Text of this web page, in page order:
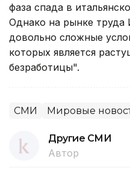
фаза спада в
Однако на рынке труда
довольно сложные
которых является
безработицы".
СМИ Мировые
Другие СМИ
Автор